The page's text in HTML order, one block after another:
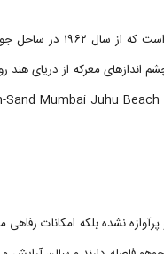
هتل سان اند سند بمبئی یکی
معرکه از دریای هند
نشده بلکه امکانات